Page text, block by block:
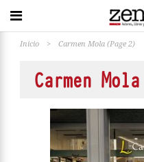
Inicio > Carmen Mola (Page 2)
Carmen Mola